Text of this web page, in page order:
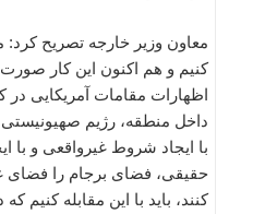
معاون وزیر خارجه تصریح کرد:
کنیم و هم اکنون این کار
اظهارات مقامات آمریکایی در
داخل منطقه، رژیم
با ایجاد شروط غیرواقعی و با
حقیقی، فضای برجام را
کنند، باید با این مقابله کنیم که